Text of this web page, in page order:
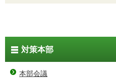
対策本部
本部会議